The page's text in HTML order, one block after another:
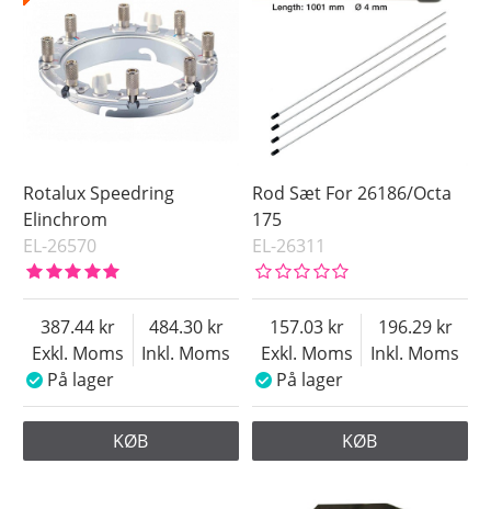
Rotalux Speedring
Elinchrom
EL-26570
Exkl. Moms
387.44
Inkl. Moms
484.30
På lager
KØB
Rod Sæt For 26186/Octa
175
EL-26311
Exkl. Moms
157.03
Inkl. Moms
196.29
På lager
KØB